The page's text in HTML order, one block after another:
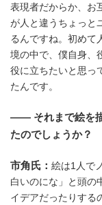
表現者だからか、お
が人と違うちょっと
るんですね。初めて
境の中で、僕自身、
役に立ちたいと思っ
たんです。
―― それまで絵を
たのでしょうか？
市角氏： 絵は1人で
白いのにな」と頭の
イデアだったりする